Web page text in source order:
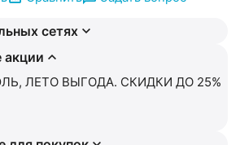
сетях
акции
ЛЕТО ВЫГОДА. СКИДКИ ДО 25%